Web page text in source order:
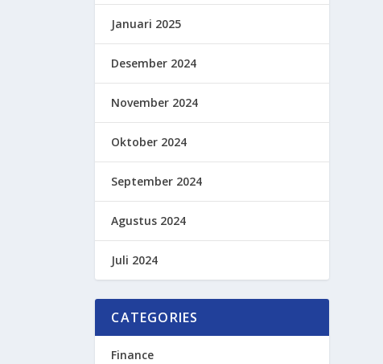
Januari 2025
Desember 2024
November 2024
Oktober 2024
September 2024
Agustus 2024
Juli 2024
CATEGORIES
Finance